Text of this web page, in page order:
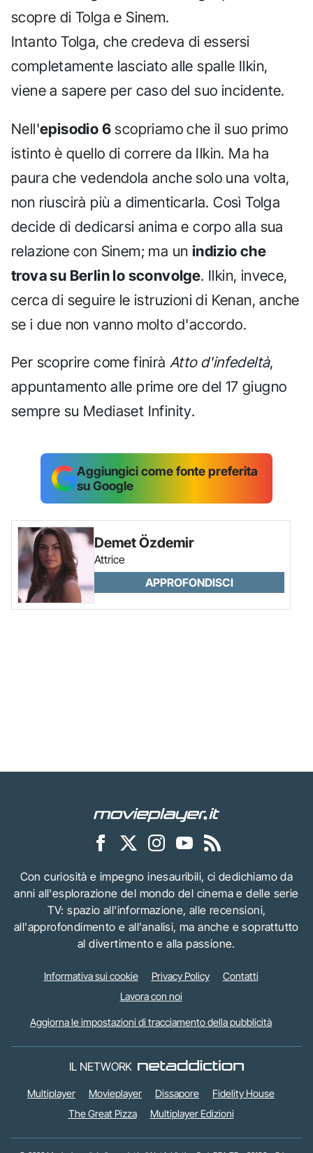
scopre di Tolga e Sinem.
Intanto Tolga, che credeva di essersi
completamente lasciato alle spalle Ilkin,
viene a sapere per caso del suo incidente.
Nell'episodio 6 scopriamo che il suo primo
istinto è quello di correre da Ilkin. Ma ha
paura che vedendola anche solo una volta,
non riuscirà più a dimenticarla. Così Tolga
decide di dedicarsi anima e corpo alla sua
relazione con Sinem; ma un indizio che
trova su Berlin lo sconvolge. Ilkin, invece,
cerca di seguire le istruzioni di Kenan, anche
se i due non vanno molto d'accordo.
Per scoprire come finirà Atto d'infedeltà,
appuntamento alle prime ore del 17 giugno
sempre su Mediaset Infinity.
Aggiungici come fonte preferita
su Google
Demet Özdemir
Attrice
APPROFONDISCI
Con curiosità e impegno inesauribili, ci dedichiamo da
anni all'esplorazione del mondo del cinema e delle serie
TV: spazio all'informazione, alle recensioni,
all'approfondimento e all'analisi, ma anche e soprattutto
al divertimento e alla passione.
Informativa sui cookie Privacy Policy
Contatti
Lavora con noi
Aggiorna le impostazioni di tracciamento della pubblicità
IL NETWORK
Multiplayer Movieplayer Dissapore
Fidelity House
The Great Pizza
Multiplayer Edizioni